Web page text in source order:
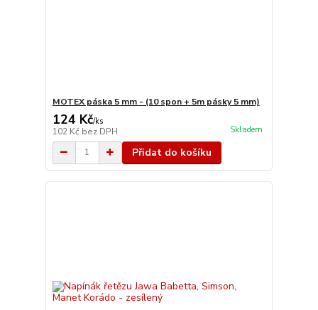
MOTEX páska 5 mm - (10 spon + 5m pásky 5 mm)
124 Kč/ks
102 Kč bez DPH Skladem
Přidat do košíku